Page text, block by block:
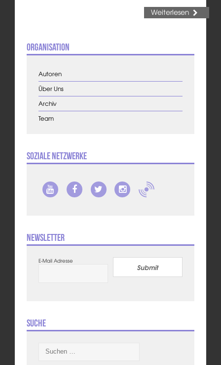
Weiterlesen
Organisation
Autoren
Über Uns
Archiv
Team
Soziale Netzwerke
Newsletter
E-Mail Adresse
Submit
Suche
nach: